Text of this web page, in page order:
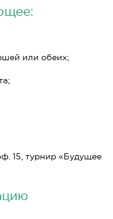
или обеих;
15, турнир «Будущее